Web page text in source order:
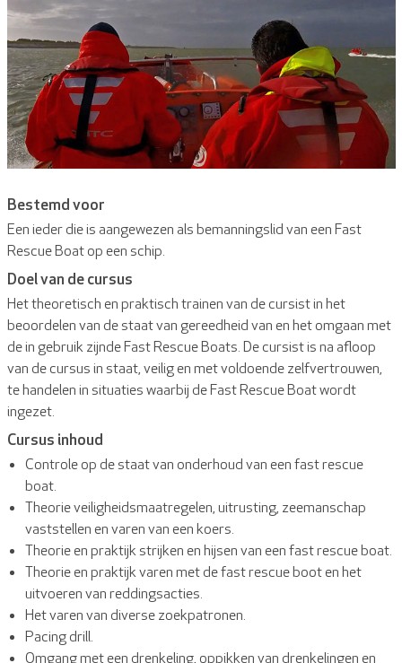
Bestemd voor
Een ieder die is aangewezen als bemanningslid van een Fast
Rescue Boat op een schip.
Doel van de cursus
Het theoretisch en praktisch trainen van de cursist in het
beoordelen van de staat van gereedheid van en het omgaan met
de in gebruik zijnde Fast Rescue Boats. De cursist is na afloop
van de cursus in staat, veilig en met voldoende zelfvertrouwen,
te handelen in situaties waarbij de Fast Rescue Boat wordt
ingezet.
Cursus inhoud
Controle op de staat van onderhoud van een fast rescue
boat.
Theorie veiligheidsmaatregelen, uitrusting, zeemanschap
vaststellen en varen van een koers.
Theorie en praktijk strijken en hijsen van een fast rescue boat.
Theorie en praktijk varen met de fast rescue boot en het
uitvoeren van reddingsacties.
Het varen van diverse zoekpatronen.
Pacing drill.
Omgang met een drenkeling, oppikken van drenkelingen en